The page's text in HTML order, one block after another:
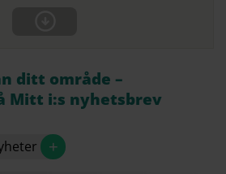
ditt område –
Mitt i:s nyhetsbrev
+